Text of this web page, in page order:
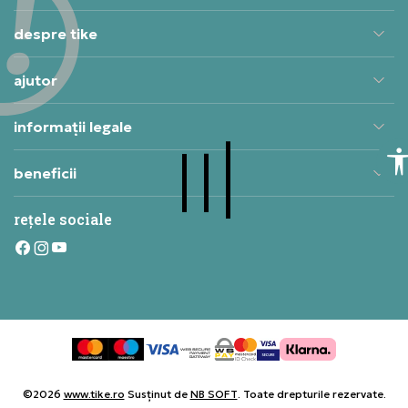
despre tike
ajutor
informații legale
beneficii
rețele sociale
©2026 www.tike.ro Susținut de NB SOFT. Toate drepturile rezervate.